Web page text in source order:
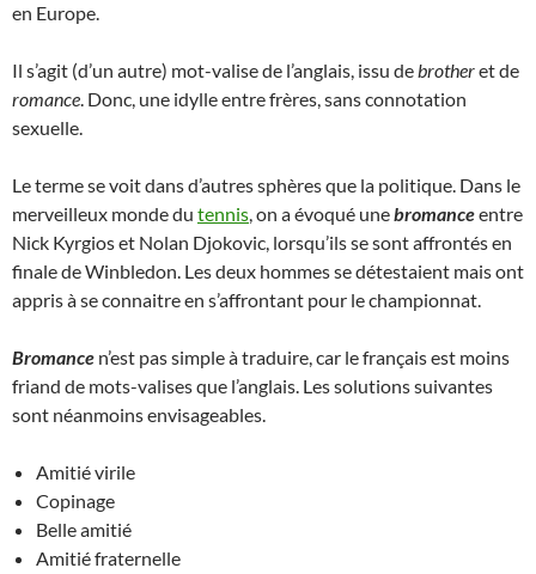
en Europe.
Il s’agit (d’un autre) mot-valise de l’anglais, issu debrotheret de
romance. Donc, une idylle entre frères, sans connotation
sexuelle.
Le terme se voit dans d’autres sphères que la politique. Dans le
merveilleux monde du tennis, on a évoqué unebromanceentre
Nick Kyrgios et Nolan Djokovic, lorsqu’ils se sont affrontés en
finale de Winbledon. Les deux hommes se détestaient mais ont
appris à se connaitre en s’affrontant pour le championnat.
Bromance n’est pas simple à traduire, car le français est moins
friand de mots-valises que l’anglais. Les solutions suivantes
sont néanmoins envisageables.
Amitié virile
Copinage
Belle amitié
Amitié fraternelle